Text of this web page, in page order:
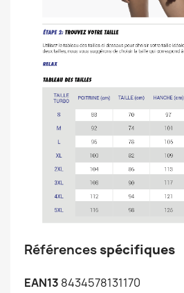
Références spécifiques
EAN13 8434578131170